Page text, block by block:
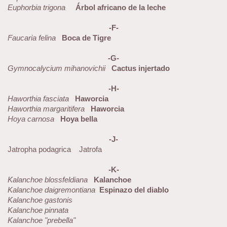
Euphorbia trigona
Árbol africano de la leche
-F-
Faucaria felina
Boca de Tigre
-G-
Gymnocalycium mihanovichii
Cactus injertado
-H-
Haworthia fasciata
Haworcia
Haworthia margaritifera
Haworcia
Hoya carnosa
Hoya bella
-J-
Jatropha podagrica Jatrofa
-K-
Kalanchoe blossfeldiana
Kalanchoe
Kalanchoe daigremontiana Espinazo del diablo
Kalanchoe gastonis
Kalanchoe pinnata
Kalanchoe "prebella"